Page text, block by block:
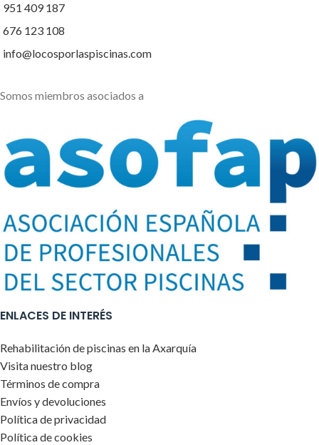
951 409 187
676 123 108
info@locosporlaspiscinas.com
Somos miembros asociados a
ENLACES DE INTERÉS
Rehabilitación de piscinas en la Axarquía
Visita nuestro blog
Términos de compra
Envíos y devoluciones
Política de privacidad
Política de cookies